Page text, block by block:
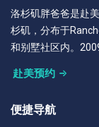
洛杉矶胖爸爸是赴
杉矶，分布于
和别墅社区内。
赴美预约
便捷导航